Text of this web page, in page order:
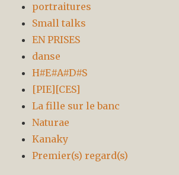
portraitures
Small talks
EN PRISES
danse
H#E#A#D#S
[PIE][CES]
La fille sur le banc
Naturae
Kanaky
Premier(s) regard(s)